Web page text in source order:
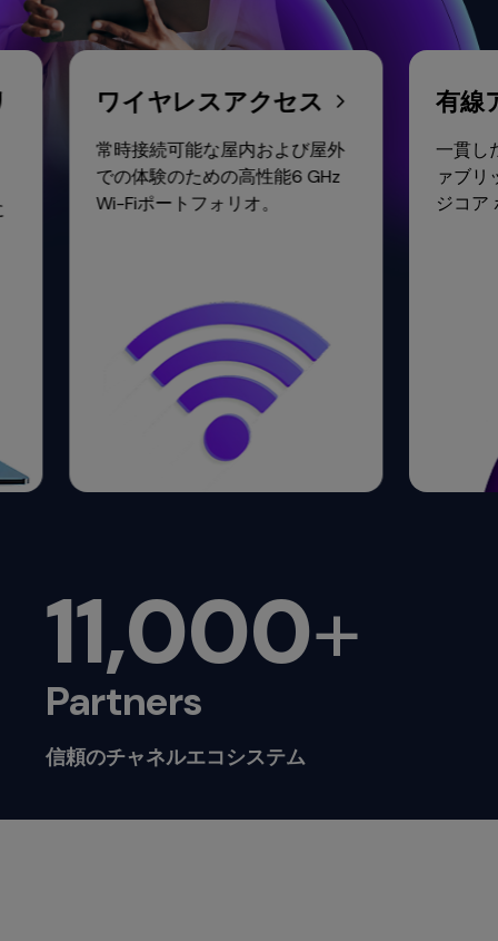
ワイヤレスアクセス
常時接続可能な屋内および屋外
での体験のための高性能6 GHz
Wi-Fiポートフォリオ。
有
一貫
ァブ
ジコ
11,000+
Partners
信頼のチャネルエコシステム